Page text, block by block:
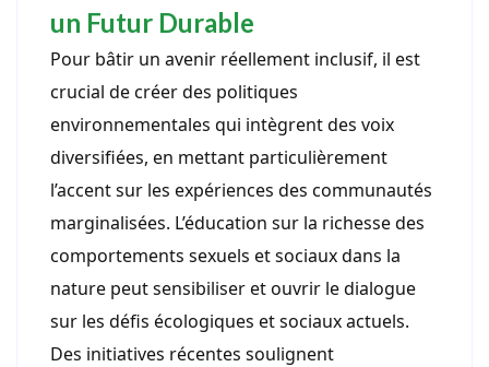
un Futur Durable
Pour bâtir un avenir réellement inclusif, il est
crucial de créer des politiques
environnementales qui intègrent des voix
diversifiées, en mettant particulièrement
l’accent sur les expériences des communautés
marginalisées. L’éducation sur la richesse des
comportements sexuels et sociaux dans la
nature peut sensibiliser et ouvrir le dialogue
sur les défis écologiques et sociaux actuels.
Des initiatives récentes soulignent